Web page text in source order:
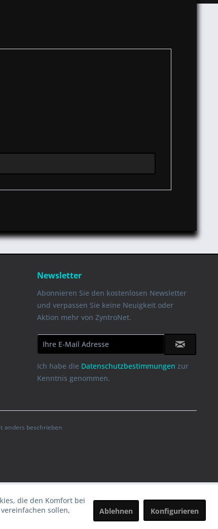
Newsletter
Abonnieren Sie den kostenlosen Newsletter
und verpassen Sie keine Neuigkeit oder
Aktion mehr von ZyntroNet.
Ich habe die Datenschutzbestimmungen zur
Kenntnis genommen.
anders beschrieben
die den Komfort bei
sollen,
Ablehnen Konfigurieren